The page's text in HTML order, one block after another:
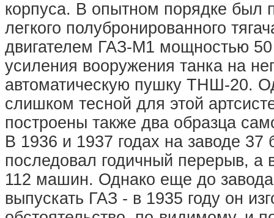
корпуса. В опытном порядке был
легкого полубронированного
двигателем ГАЗ-М1 мощностью
усиления вооружения танка на
автоматическую пушку ТНШ-20.
слишком тесной для этой
построены также два образца
В 1936 и 1937 годах на заводе
последовал годичный перерыв, а
112 машин. Однако еще до
выпускать ГАЗ - в 1935 году он